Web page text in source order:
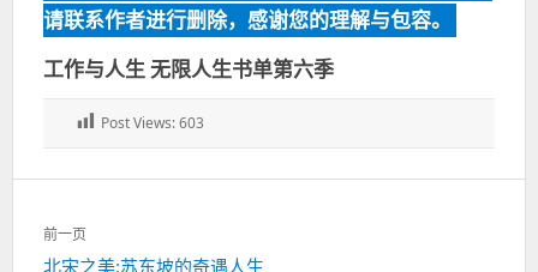
请联系作者进行删除，感谢您的理解与包容。
工作与人生 无限人生书单第六季
Post Views:603
文
章
前一页
上
北宋之美:苏东坡的奇遇人生